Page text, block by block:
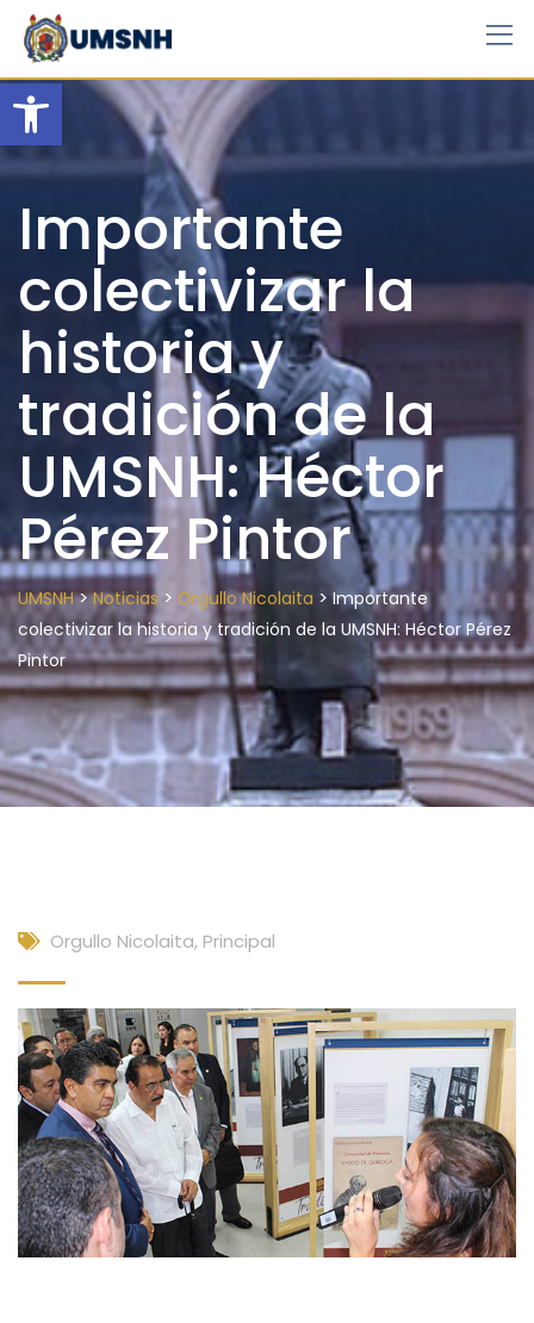
Open toolbar
Skip
content
Importante
colectivizar la
historia y
tradición de la
UMSNH: Héctor
Pérez Pintor
UMSNH>Noticias > Orgullo Nicolaita >Importante
colectivizar la historia y tradición de la UMSNH: Héctor Pérez
Pintor
Orgullo Nicolaita, Principal